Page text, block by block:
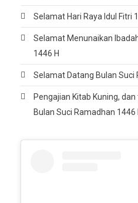
Selamat Hari Raya Idul Fitri
Selamat Menunaikan
1446 H
Selamat Datang Bulan Suci
Pengajian Kitab Kuning,
Bulan Suci Ramadhan 1446